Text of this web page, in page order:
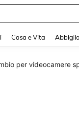
Casa e Vita
per videocamere